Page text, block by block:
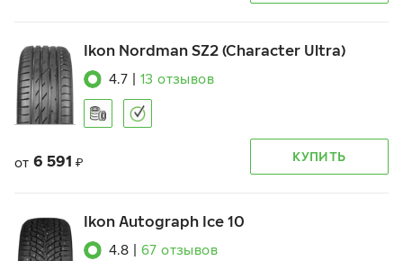
Ikon Nordman SZ2 (Character Ultra)
4.7 13 отзывов
от 6 591 ₽ КУПИТЬ
Ikon Autograph Ice 10
4.8 67 отзывов